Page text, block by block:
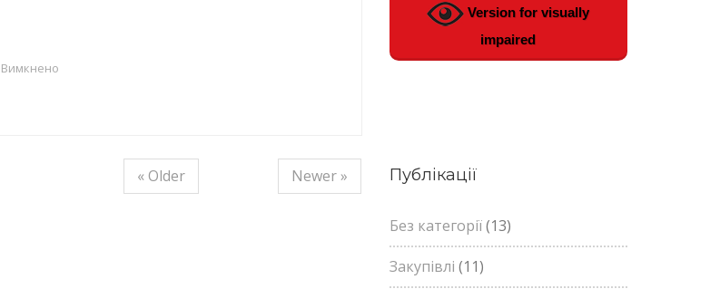
« Older
Newer »
Version for visually
impaired
Публікації
Без категорії(13)
Закупівлі (11)